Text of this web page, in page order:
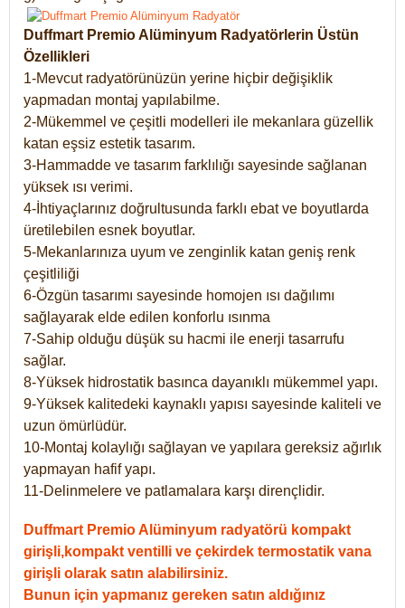
Duffmart Premio Alüminyum Radyatörlerin Üstün
Özellikleri
1-Mevcut radyatörünüzün yerine hiçbir değişiklik
yapmadan montaj yapılabilme.
2-Mükemmel ve çeşitli modelleri ile mekanlara güzellik
katan eşsiz estetik tasarım.
3-Hammadde ve tasarım farklılığı sayesinde sağlanan
yüksek ısı verimi.
4-İhtiyaçlarınız doğrultusunda farklı ebat ve boyutlarda
üretilebilen esnek boyutlar.
5-Mekanlarınıza uyum ve zenginlik katan geniş renk
çeşitliliği
6-Özgün tasarımı sayesinde homojen ısı dağılımı
sağlayarak elde edilen konforlu ısınma
7-Sahip olduğu düşük su hacmi ile enerji tasarrufu
sağlar.
8-Yüksek hidrostatik basınca dayanıklı mükemmel yapı.
9-Yüksek kalitedeki kaynaklı yapısı sayesinde kaliteli ve
uzun ömürlüdür.
10-Montaj kolaylığı sağlayan ve yapılara gereksiz ağırlık
yapmayan hafif yapı.
11-Delinmelere ve patlamalara karşı dirençlidir.
Duffmart Premio Alüminyum radyatörü kompakt
girişli,kompakt ventilli ve çekirdek termostatik vana
girişli olarak satın alabilirsiniz.
Bunun için yapmanız gereken satın aldığınız